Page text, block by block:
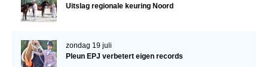
Onze fokkerij
Uitslag regionale keuring Noord
zondag 19 juli
Pleun EPJ verbetert eigen records